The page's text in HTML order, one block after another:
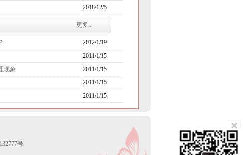
2018/12/5
更多..
2012/1/19
2011/1/15
现象
2011/1/15
2011/1/15
2011/1/15
号